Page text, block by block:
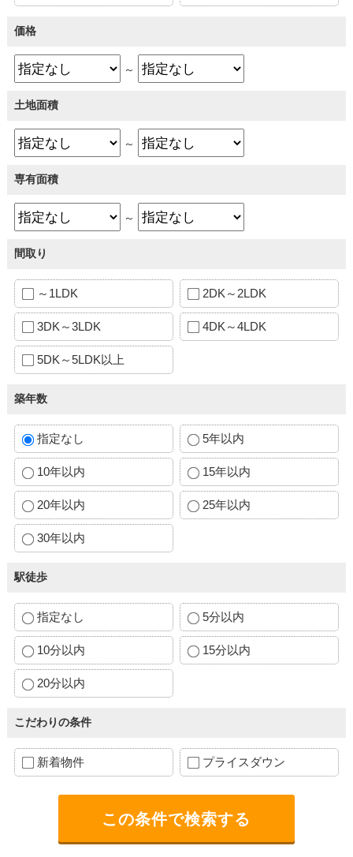
価格
～
土地面積
～
専有面積
～
間取り
～1LDK 2DK～2LDK
3DK～3LDK 4DK～4LDK
5DK～5LDK以上
築年数
指定なし 5年以内
10年以内 15年以内
20年以内 25年以内
30年以内
駅徒歩
指定なし 5分以内
10分以内 15分以内
20分以内
こだわりの条件
新着物件 プライスダウン